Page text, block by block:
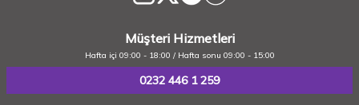
Müşteri Hizmetleri
Hafta içi 09:00 - 18:00 / Hafta sonu 09:00 - 15:00
0232 446 1 259